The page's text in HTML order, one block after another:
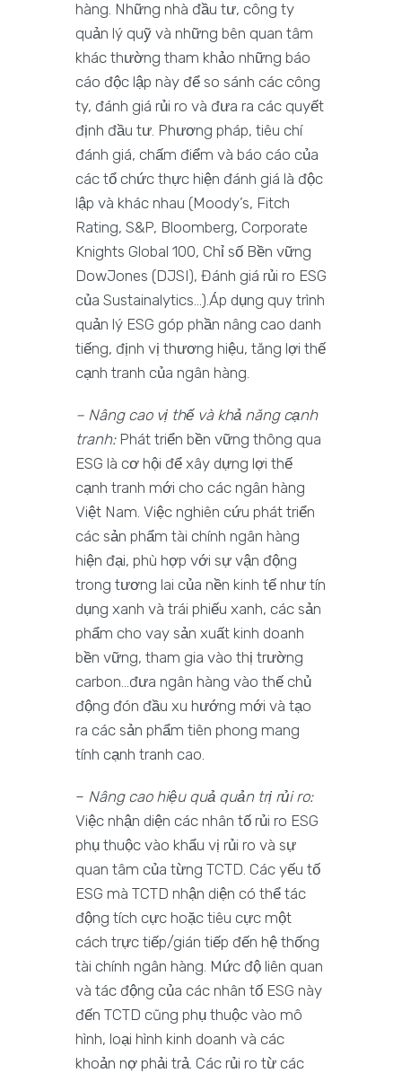
hàng. Những nhà đầu tư, công ty
quản lý quỹ và những bên quan tâm
khác thường tham khảo những báo
cáo độc lập này để so sánh các công
ty, đánh giá rủi ro và đưa ra các quyết
định đầu tư. Phương pháp, tiêu chí
đánh giá, chấm điểm và báo cáo của
các tổ chức thực hiện đánh giá là độc
lập và khác nhau (Moody’s, Fitch
Rating, S&P, Bloomberg, Corporate
Knights Global 100, Chỉ số Bền vững
DowJones (DJSI), Đánh giá rủi ro ESG
của Sustainalytics…).Áp dụng quy trình
quản lý ESG góp phần nâng cao danh
tiếng, định vị thương hiệu, tăng lợi thế
cạnh tranh của ngân hàng.
– Nâng cao vị thế và khả năng cạnh
tranh: Phát triển bền vững thông qua
ESG là cơ hội để xây dựng lợi thế
cạnh tranh mới cho các ngân hàng
Việt Nam. Việc nghiên cứu phát triển
các sản phẩm tài chính ngân hàng
hiện đại, phù hợp với sự vận động
trong tương lai của nền kinh tế như tín
dụng xanh và trái phiếu xanh, các sản
phẩm cho vay sản xuất kinh doanh
bền vững, tham gia vào thị trường
carbon…đưa ngân hàng vào thế chủ
động đón đầu xu hướng mới và tạo
ra các sản phẩm tiên phong mang
tính cạnh tranh cao.
– Nâng cao hiệu quả quản trị rủi ro:
Việc nhận diện các nhân tố rủi ro ESG
phụ thuộc vào khẩu vị rủi ro và sự
quan tâm của từng TCTD. Các yếu tố
ESG mà TCTD nhận diện có thể tác
động tích cực hoặc tiêu cực một
cách trực tiếp/gián tiếp đến hệ thống
tài chính ngân hàng. Mức độ liên quan
và tác động của các nhân tố ESG này
đến TCTD cũng phụ thuộc vào mô
hình, loại hình kinh doanh và các
khoản nợ phải trả. Các rủi ro từ các